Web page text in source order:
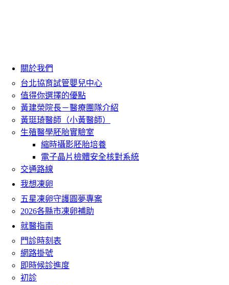
關於我們
台北協育試管嬰兒中心
值得你選擇的優點
黃建榮院長－醫療團隊介紹
黃珽琦醫師（小黃醫師）
生殖醫學胚胎實驗室
縮時攝影胚胎培養
電子晶片檢體安全核對系統
交通路線
我想凍卵
五星凍卵守護圓夢專案
2026各縣市凍卵補助
就醫指南
門診時刻表
網路掛號
即時候診進度
初診